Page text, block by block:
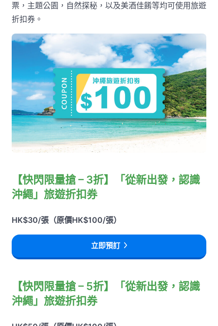
票，主題公園，自然探秘，以及美酒佳餚等均可使用旅遊
折扣券。
【快閃限量搶 – 3折】「從新出發，認識
沖繩」旅遊折扣券
HK$30/張（原價HK$100/張）
立即預訂
【快閃限量搶 – 5折】「從新出發，認識
沖繩」旅遊折扣券